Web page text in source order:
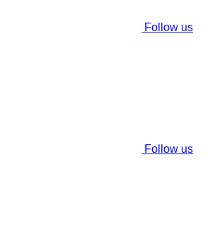
Follow us
Follow us